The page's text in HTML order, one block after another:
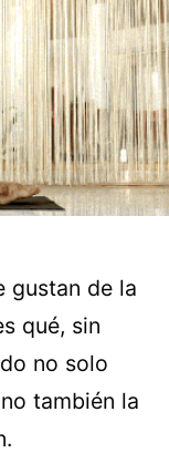
gustan de la
qué, sin
no solo
también la